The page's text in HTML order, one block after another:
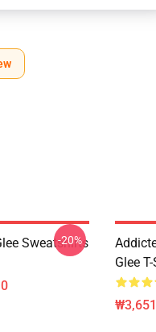
Sweatshirts
-20%
Glee